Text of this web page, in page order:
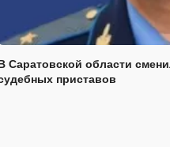
Саратовской области
приставов